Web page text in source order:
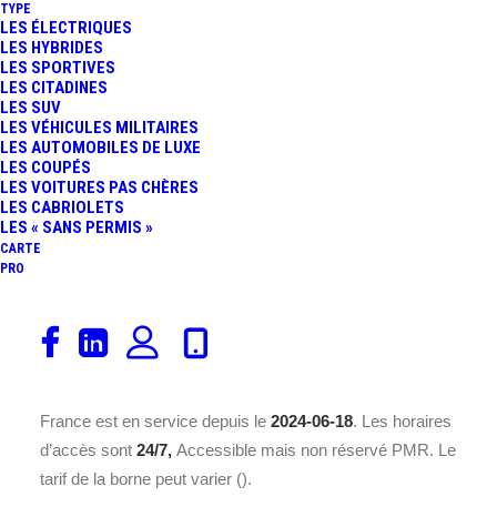
TYPE
LES ÉLECTRIQUES
LES HYBRIDES
LES SPORTIVES
LES CITADINES
LES SUV
LES VÉHICULES MILITAIRES
LES AUTOMOBILES DE LUXE
LES COUPÉS
LES VOITURES PAS CHÈRES
LES CABRIOLETS
LES « SANS PERMIS »
CARTE
PRO
Découvrez la borne de recharge
Aurillac, Franceinstallée sur une
recharge rapide
recharge
Accès libre
France est en service depuis le 2024-06-18. Les horaires
d’accès sont 24/7, Accessible mais non réservé PMR. Le
tarif de la borne peut varier ().